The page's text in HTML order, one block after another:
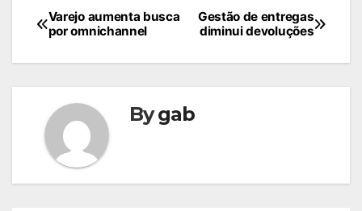
Navegação
de
Post
Gestão de entregas
diminui devoluções
Varejo aumenta busca
por omnichannel
Bygab